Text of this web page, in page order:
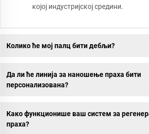
којој индустријској средини.
Колико ће мој палц бити дебљи?
Да ли ће линија за наношење праха бити
персонализована?
Како функционише ваш систем за
праха?